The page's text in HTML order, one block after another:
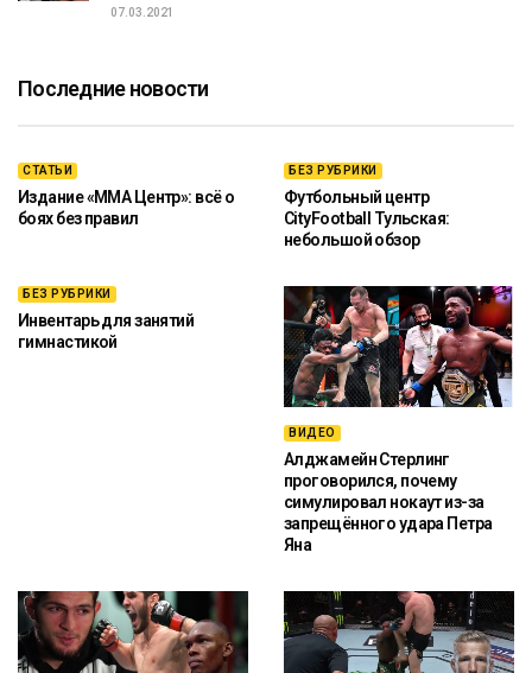
07.03.2021
Последние новости
СТАТЬИ
Издание «ММА Центр»: всё о
боях без правил
БЕЗ РУБРИКИ
Футбольный центр
CityFootball Тульская:
небольшой обзор
БЕЗ РУБРИКИ
Инвентарь для занятий
гимнастикой
ВИДЕО
Алджамейн Стерлинг
проговорился, почему
симулировал нокаут из-за
запрещённого удара Петра
Яна